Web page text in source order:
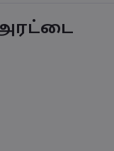
பத்திரங்கள்
Simplified Chinese
한국어
அரட்டை